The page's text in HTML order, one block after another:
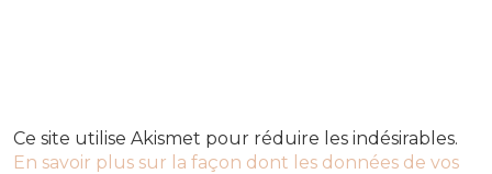
Ce site utilise Akismet pour réduire les indésirables.
En savoir plus sur la façon dont les données de vos